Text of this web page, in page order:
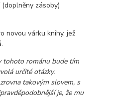
zásoby)
novou várku knihy, jež
tohoto románu bude tím
určité otázky.
takovým slovem, s
je, že mu